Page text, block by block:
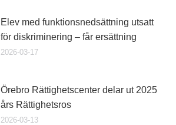
Elev med funktionsnedsättning utsatt
för diskriminering – får ersättning
2026-03-17
Örebro Rättighetscenter delar ut 2025
års Rättighetsros
2026-03-13